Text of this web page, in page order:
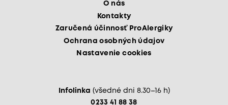
O nás
Kontakty
Zaručená účinnosť ProAlergiky
Ochrana osobných údajov
Nastavenie cookies
Infolinka (všedné dni 8.30–16 h)
0233 41 88 38